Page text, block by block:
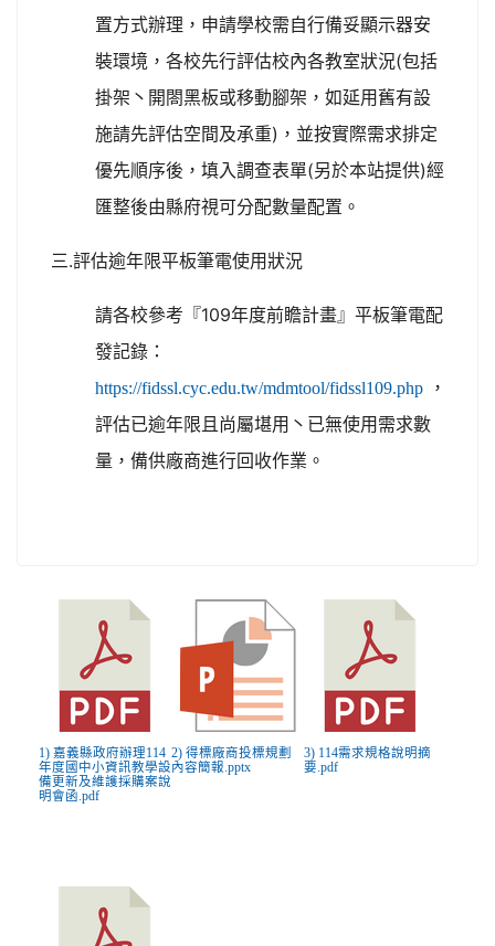
置方式辦理，申請學校需自行備妥顯示器安
裝環境，各校先行評估校內各教室狀況(包括
掛架丶開閤黑板或移動腳架，如延用舊有設
施請先評估空間及承重) ，並按實際需求排定
優先順序後，填入調查表單(另於本站提供)經
匯整後由縣府視可分配數量配置。
三.評估逾年限平板筆電使用狀況
請各校參考『109年度前瞻計畫』平板筆電配
發記錄：
https://fidssl.cyc.edu.tw/mdmtool/fidssl109.php
，
評估已逾年限且尚屬堪用丶已無使用需求數
量，備供廠商進行回收作業。
1) 嘉義縣政府辦理114
年度國中小資訊教學設
備更新及維護採購案說
明會函.pdf
2) 得標廠商投標規劃
內容簡報.pptx
3) 114需求規格說明摘
要.pdf